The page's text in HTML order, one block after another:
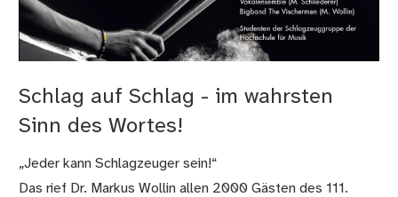
Schlag auf Schlag - im wahrsten
Sinn des Wortes!
„Jeder kann Schlagzeuger sein!“
Das rief Dr. Markus Wollin allen 2000 Gästen des 111.